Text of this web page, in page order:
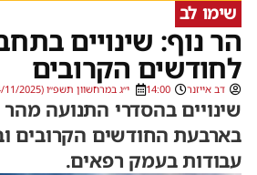
שימו לב
הר נוף: שינויים
לחודשים הקרובים
דב אייזנר 14:00 י״ג במרחשוון תשפ״ו (04/11/2025)
שינויים בהסדרי התנועה
בארבעת החודשים הקרובים
עבודות בעמק רפאים.